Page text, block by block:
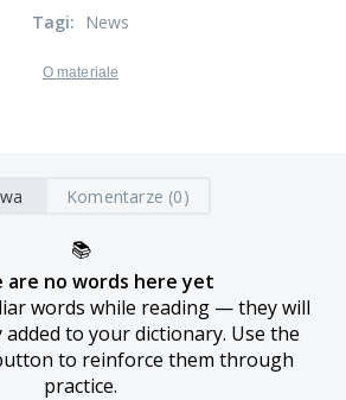
Tagi: News
O materiale
Komentarze (0)
📚
are no words here yet
words while reading — they will
to your dictionary. Use the
to reinforce them through
practice.